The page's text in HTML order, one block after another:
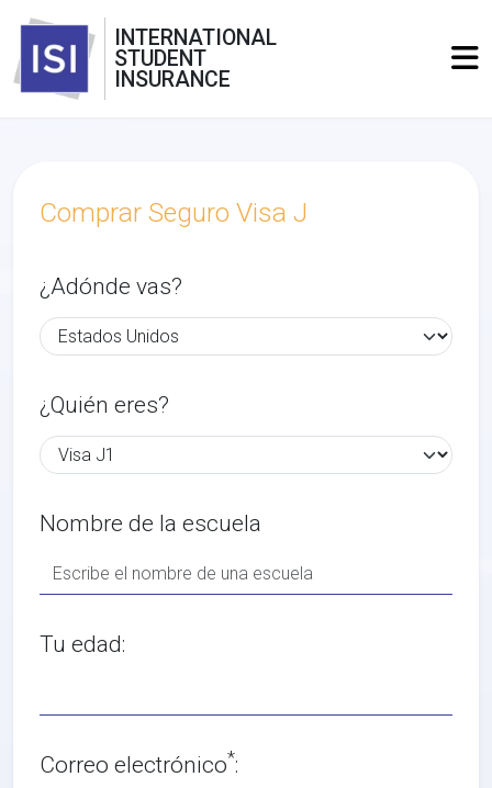
INTERNATIONAL
STUDENT
INSURANCE
Comprar Seguro Visa J
¿Adónde vas?
¿Quién eres?
Nombre de la escuela
Tu edad:
Correo electrónico*: